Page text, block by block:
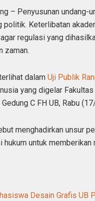
– Penyusunan undang-
politik. Keterlibatan
regulasi yang
zaman.
dalam Uji Publik
yang digelar
Gedung C FH UB, Rabu
menghadirkan unsur
hukum untuk
Desain Grafis UB